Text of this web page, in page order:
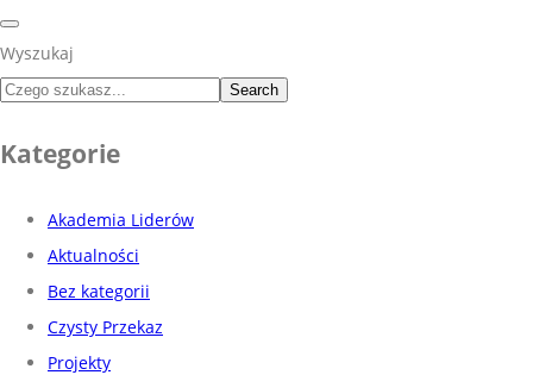
Wyszukaj
Search
Kategorie
Akademia Liderów
Aktualności
Bez kategorii
Czysty Przekaz
Projekty